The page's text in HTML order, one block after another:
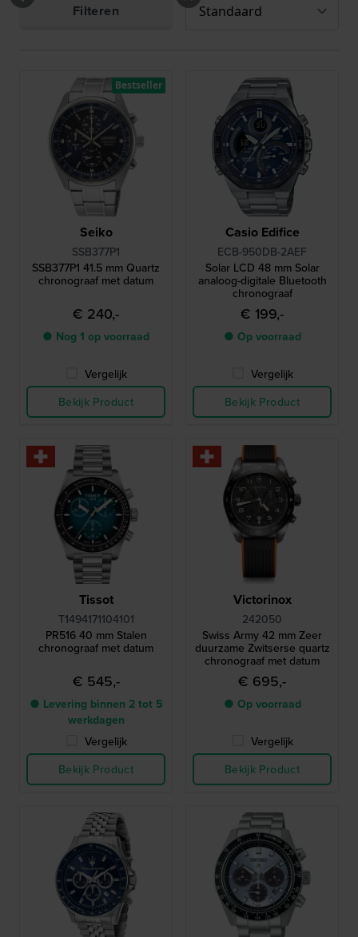
Filteren
Seiko
SSB377P1
SSB377P1 41.5 mm Quartz
chronograaf met datum
€ 240,-
● Nog 1 op voorraad
Vergelijk
Bekijk Product
Bestseller
Casio Edifice
ECB-950DB-2AEF
Solar LCD 48 mm Solar
analoog-digitale Bluetooth
chronograaf
€ 199,-
● Op voorraad
Vergelijk
Bekijk Product
Tissot
T1494171104101
PR516 40 mm Stalen
chronograaf met datum
€ 545,-
● Levering binnen 2 tot 5
werkdagen
Vergelijk
Bekijk Product
Victorinox
242050
Swiss Army 42 mm Zeer
duurzame Zwitserse quartz
chronograaf met datum
€ 695,-
● Op voorraad
Vergelijk
Bekijk Product